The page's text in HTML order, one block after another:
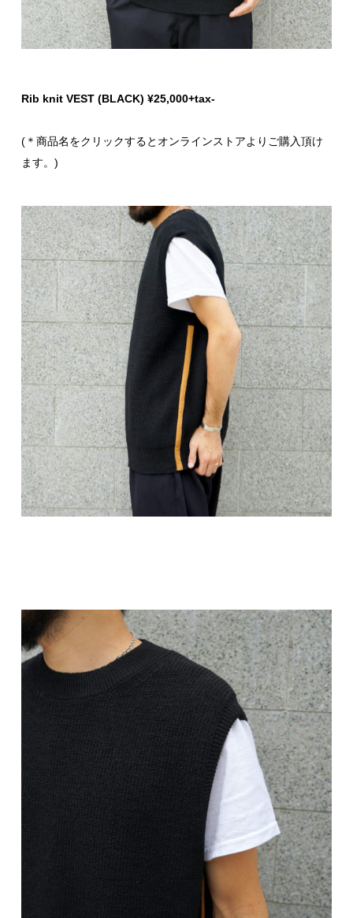
Rib knit VEST (BLACK) ¥25,000+tax-
(＊商品名をクリックするとオンラインストアよりご購入頂け
ます。)